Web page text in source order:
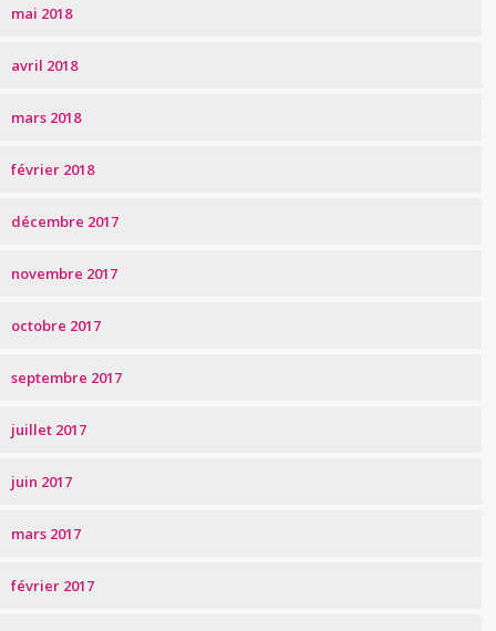
mai 2018
avril 2018
mars 2018
février 2018
décembre 2017
novembre 2017
octobre 2017
septembre 2017
juillet 2017
juin 2017
mars 2017
février 2017